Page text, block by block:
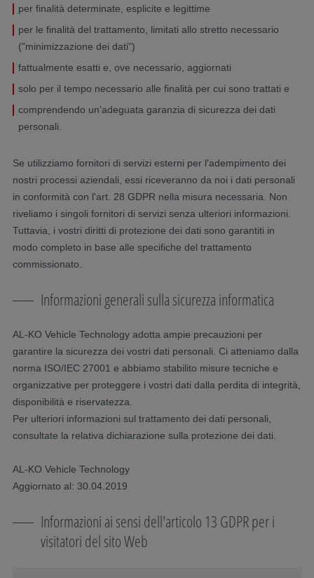
per finalità determinate, esplicite e legittime
per le finalità del trattamento, limitati allo stretto necessario
("minimizzazione dei dati")
fattualmente esatti e, ove necessario, aggiornati
solo per il tempo necessario alle finalità per cui sono trattati e
comprendendo un'adeguata garanzia di sicurezza dei dati
personali.
Se utilizziamo fornitori di servizi esterni per l'adempimento dei
nostri processi aziendali, essi riceveranno da noi i dati personali
in conformità con l'art. 28 GDPR nella misura necessaria. Non
riveliamo i singoli fornitori di servizi senza ulteriori informazioni.
Tuttavia, i vostri diritti di protezione dei dati sono garantiti in
modo completo in base alle specifiche del trattamento
commissionato.
Informazioni generali sulla sicurezza informatica
AL-KO Vehicle Technology adotta ampie precauzioni per
garantire la sicurezza dei vostri dati personali. Ci atteniamo dalla
norma ISO/IEC 27001 e abbiamo stabilito misure tecniche e
organizzative per proteggere i vostri dati dalla perdita di integrità,
disponibilità e riservatezza.
Per ulteriori informazioni sul trattamento dei dati personali,
consultate la relativa dichiarazione sulla protezione dei dati.
AL-KO Vehicle Technology
Aggiornato al: 30.04.2019
Informazioni ai sensi dell'articolo 13 GDPR per i
visitatori del sito Web